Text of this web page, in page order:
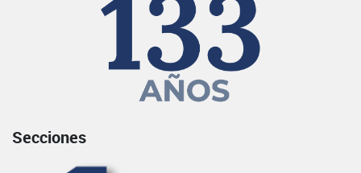
Secciones